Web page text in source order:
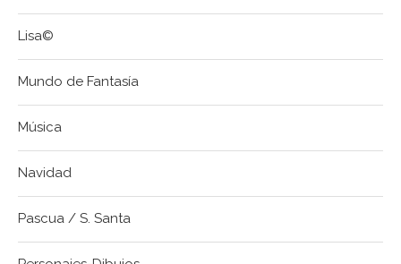
Lisa©
Mundo de Fantasía
Música
Navidad
Pascua / S. Santa